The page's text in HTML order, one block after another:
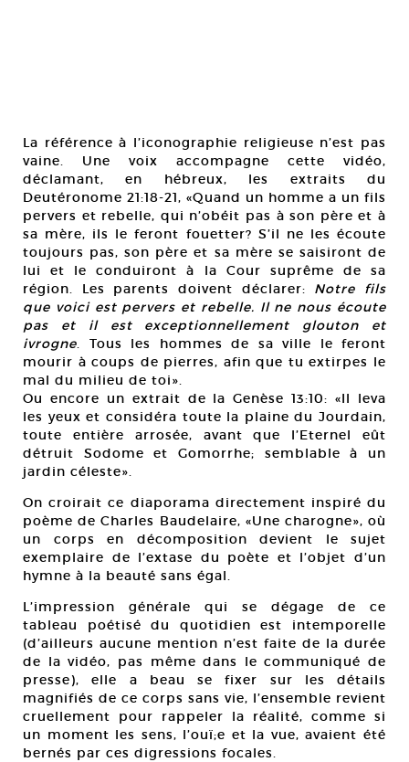
La référence à l’iconographie religieuse n’est pas
vaine. Une voix accompagne cette vidéo,
déclamant, en hébreux, les extraits du
Deutéronome 21:18-21, «Quand un homme a un fils
pervers et rebelle, qui n’obéit pas à son père et à
sa mère, ils le feront fouetter? S’il ne les écoute
toujours pas, son père et sa mère se saisiront de
lui et le conduiront à la Cour suprême de sa
région. Les parents doivent déclarer: Notre fils
que voici est pervers et rebelle. Il ne nous écoute
pas et il est exceptionnellement glouton et
ivrogne. Tous les hommes de sa ville le feront
mourir à coups de pierres, afin que tu extirpes le
mal du milieu de toi».
Ou encore un extrait de la Genèse 13:10: «Il leva
les yeux et considéra toute la plaine du Jourdain,
toute entière arrosée, avant que l’Eternel eût
détruit Sodome et Gomorrhe; semblable à un
jardin céleste».
On croirait ce diaporama directement inspiré du
poème de Charles Baudelaire, «Une charogne», où
un corps en décomposition devient le sujet
exemplaire de l’extase du poète et l’objet d’un
hymne à la beauté sans égal.
L’impression générale qui se dégage de ce
tableau poétisé du quotidien est intemporelle
(d’ailleurs aucune mention n’est faite de la durée
de la vidéo, pas même dans le communiqué de
presse), elle a beau se fixer sur les détails
magnifiés de ce corps sans vie, l’ensemble revient
cruellement pour rappeler la réalité, comme si
un moment les sens, l’ouï;e et la vue, avaient été
bernés par ces digressions focales.